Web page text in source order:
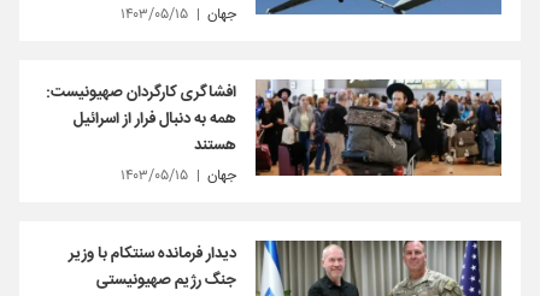
جهان ۱۴۰۳/۰۵/۱۵
افشاگری کارگردان صهیونیست:
همه به دنبال فرار از اسرائیل
هستند
جهان ۱۴۰۳/۰۵/۱۵
دیدار فرمانده سنتکام با وزیر
جنگ رژیم صهیونیستی